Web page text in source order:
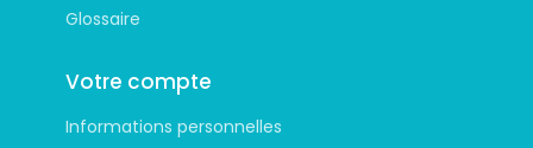
Glossaire
Votre compte
Informations personnelles